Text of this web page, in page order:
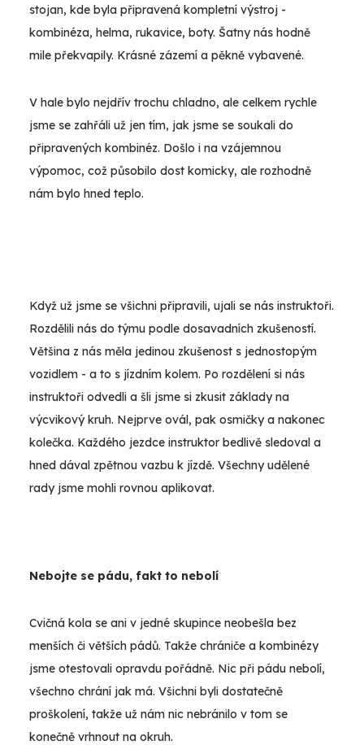
stojan, kde byla připravená kompletní výstroj -
kombinéza, helma, rukavice, boty. Šatny nás hodně
mile překvapily. Krásné zázemí a pěkně vybavené.
V hale bylo nejdřív trochu chladno, ale celkem rychle
jsme se zahřáli už jen tím, jak jsme se soukali do
připravených kombinéz. Došlo i na vzájemnou
výpomoc, což působilo dost komicky, ale rozhodně
nám bylo hned teplo.
Když už jsme se všichni připravili, ujali se nás instruktoři.
Rozdělili nás do týmu podle dosavadních zkušeností.
Většina z nás měla jedinou zkušenost s jednostopým
vozidlem - a to s jízdním kolem. Po rozdělení si nás
instruktoři odvedli a šli jsme si zkusit základy na
výcvikový kruh. Nejprve ovál, pak osmičky a nakonec
kolečka. Každého jezdce instruktor bedlivě sledoval a
hned dával zpětnou vazbu k jízdě. Všechny udělené
rady jsme mohli rovnou aplikovat.
Nebojte se pádu, fakt to nebolí
Cvičná kola se ani v jedné skupince neobešla bez
menších či větších pádů. Takže chrániče a kombinézy
jsme otestovali opravdu pořádně. Nic při pádu nebolí,
všechno chrání jak má. Všichni byli dostatečně
proškolení, takže už nám nic nebránilo v tom se
konečně vrhnout na okruh.